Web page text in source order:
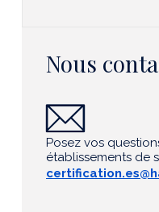
Nous
Posez vos
établissements de